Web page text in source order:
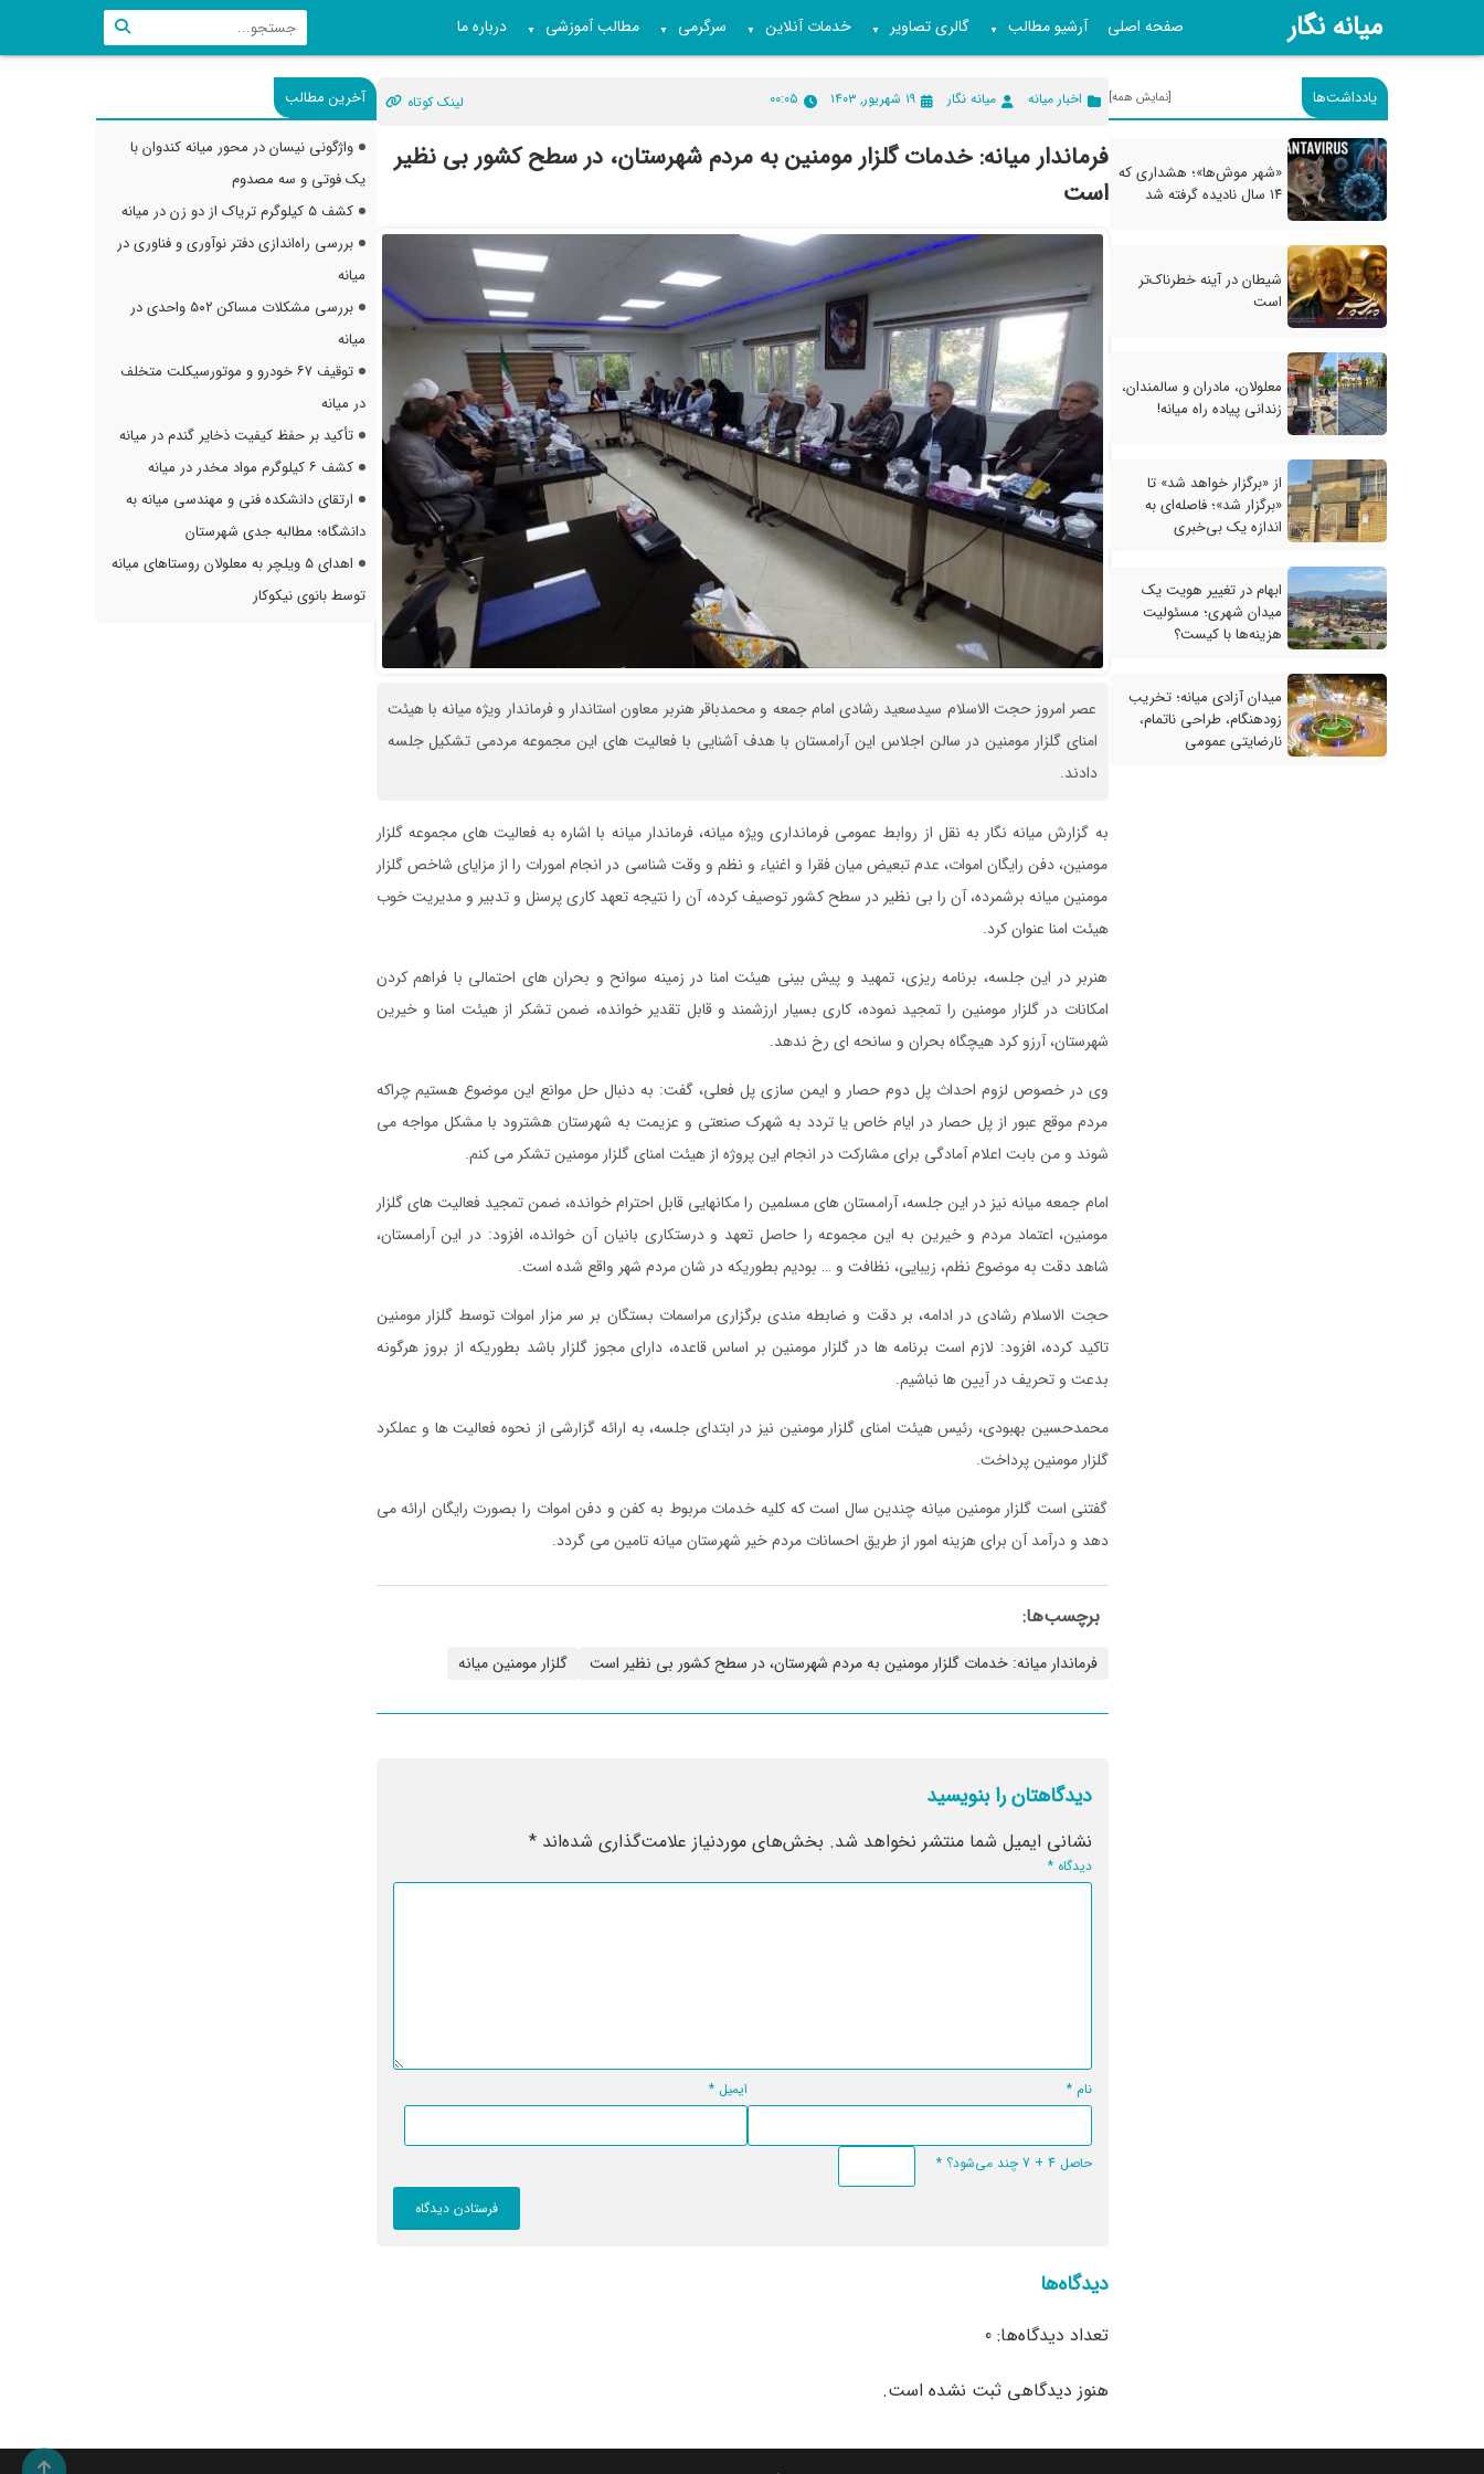
میانه نگار صفحه اصلی آرشیو مطالب ▼ گالری تصاویر ▼ خدمات آنلاین ▼ سرگرمی ▼ مطالب آموزشی ▼ درباره ما
یادداشت‌ها [نمایش همه]
«شهر موش‌ها»؛ هشداری که
۱۴ سال نادیده گرفته شد
شیطان در آینه خطرناک‌تر
است
معلولان، مادران و سالمندان،
زندانی پیاده راه میانه!
از «برگزار خواهد شد» تا
«برگزار شد»؛ فاصله‌ای به
اندازه یک بی‌خبری
ابهام در تغییر هویت یک
میدان شهری؛ مسئولیت
هزینه‌ها با کیست؟
میدان آزادی میانه؛ تخریب
زودهنگام، طراحی ناتمام،
نارضایتی عمومی
اخبار میانه میانه نگار ۱۹ شهریور, ۱۴۰۳ ۰۰:۰۵ لینک کوتاه
فرماندار میانه: خدمات گلزار مومنین به مردم شهرستان، در سطح کشور بی نظیر
است
عصر امروز حجت الاسلام سیدسعید رشادی امام جمعه و محمدباقر هنربر معاون استاندار و فرماندار ویژه میانه با هیئت
امنای گلزار مومنین در سالن اجلاس این آرامستان با هدف آشنایی با فعالیت های این مجموعه مردمی تشکیل جلسه
دادند.
به گزارش میانه نگار به نقل از روابط عمومی فرمانداری ویژه میانه، فرماندار میانه با اشاره به فعالیت های مجموعه گلزار
مومنین، دفن رایگان اموات، عدم تبعیض میان فقرا و اغنیاء و نظم و وقت شناسی در انجام امورات را از مزایای شاخص گلزار
مومنین میانه برشمرده، آن را بی نظیر در سطح کشور توصیف کرده، آن را نتیجه تعهد کاری پرسنل و تدبیر و مدیریت خوب
هیئت امنا عنوان کرد.
هنربر در این جلسه، برنامه ریزی، تمهید و پیش بینی هیئت امنا در زمینه سوانح و بحران های احتمالی با فراهم کردن
امکانات در گلزار مومنین را تمجید نموده، کاری بسیار ارزشمند و قابل تقدیر خوانده، ضمن تشکر از هیئت امنا و خیرین
شهرستان، آرزو کرد هیچگاه بحران و سانحه ای رخ ندهد.
وی در خصوص لزوم احداث پل دوم حصار و ایمن سازی پل فعلی، گفت: به دنبال حل موانع این موضوع هستیم چراکه
مردم موقع عبور از پل حصار در ایام خاص یا تردد به شهرک صنعتی و عزیمت به شهرستان هشترود با مشکل مواجه می
شوند و من بابت اعلام آمادگی برای مشارکت در انجام این پروژه از هیئت امنای گلزار مومنین تشکر می کنم.
امام جمعه میانه نیز در این جلسه، آرامستان های مسلمین را مکانهایی قابل احترام خوانده، ضمن تمجید فعالیت های گلزار
مومنین، اعتماد مردم و خیرین به این مجموعه را حاصل تعهد و درستکاری بانیان آن خوانده، افزود: در این آرامستان،
شاهد دقت به موضوع نظم، زیبایی، نظافت و … بودیم بطوریکه در شان مردم شهر واقع شده است.
حجت الاسلام رشادی در ادامه، بر دقت و ضابطه مندی برگزاری مراسمات بستگان بر سر مزار اموات توسط گلزار مومنین
تاکید کرده، افزود: لازم است برنامه ها در گلزار مومنین بر اساس قاعده، دارای مجوز گلزار باشد بطوریکه از بروز هرگونه
بدعت و تحریف در آیین ها نباشیم.
محمدحسین بهبودی، رئیس هیئت امنای گلزار مومنین نیز در ابتدای جلسه، به ارائه گزارشی از نحوه فعالیت ها و عملکرد
گلزار مومنین پرداخت.
گفتنی است گلزار مومنین میانه چندین سال است که کلیه خدمات مربوط به کفن و دفن اموات را بصورت رایگان ارائه می
دهد و درآمد آن برای هزینه امور از طریق احسانات مردم خیر شهرستان میانه تامین می گردد.
برچسب‌ها:
فرماندار میانه: خدمات گلزار مومنین به مردم شهرستان، در سطح کشور بی نظیر است گلزار مومنین میانه
دیدگاهتان را بنویسید
نشانی ایمیل شما منتشر نخواهد شد. بخش‌های موردنیاز علامت‌گذاری شده‌اند*
دیدگاه*
نام* ایمیل *
حاصل 4 + 7 چند می‌شود؟ *
دیدگاه‌ها
تعداد دیدگاه‌ها: 0
هنوز دیدگاهی ثبت نشده است.
آخرین مطالب
واژگونی نیسان در محور میانه کندوان با
یک فوتی و سه مصدوم
کشف ۵ کیلوگرم تریاک از دو زن در میانه
بررسی راه‌اندازی دفتر نوآوری و فناوری در
میانه
بررسی مشکلات مساکن ۵۰۲ واحدی در
میانه
توقیف ۶۷ خودرو و موتورسیکلت متخلف
در میانه
تأکید بر حفظ کیفیت ذخایر گندم در میانه
کشف ۶ کیلوگرم مواد مخدر در میانه
ارتقای دانشکده فنی و مهندسی میانه به
دانشگاه؛ مطالبه جدی شهرستان
اهدای ۵ ویلچر به معلولان روستاهای میانه
توسط بانوی نیکوکار